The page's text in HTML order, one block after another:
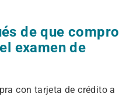
de que compro
examen de
con tarjeta de crédito a